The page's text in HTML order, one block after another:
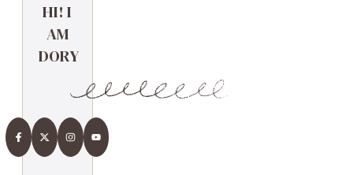
HI! I
AM
DORY